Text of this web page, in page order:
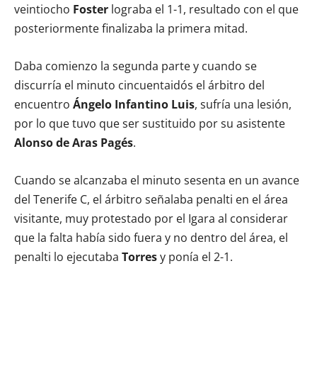
veintiocho Foster lograba el 1-1, resultado con el que
posteriormente finalizaba la primera mitad.
Daba comienzo la segunda parte y cuando se
discurría el minuto cincuentaidós el árbitro del
encuentro Ángelo Infantino Luis, sufría una lesión,
por lo que tuvo que ser sustituido por su asistente
Alonso de Aras Pagés.
Cuando se alcanzaba el minuto sesenta en un avance
del Tenerife C, el árbitro señalaba penalti en el área
visitante, muy protestado por el Igara al considerar
que la falta había sido fuera y no dentro del área, el
penalti lo ejecutaba Torresy ponía el 2-1.